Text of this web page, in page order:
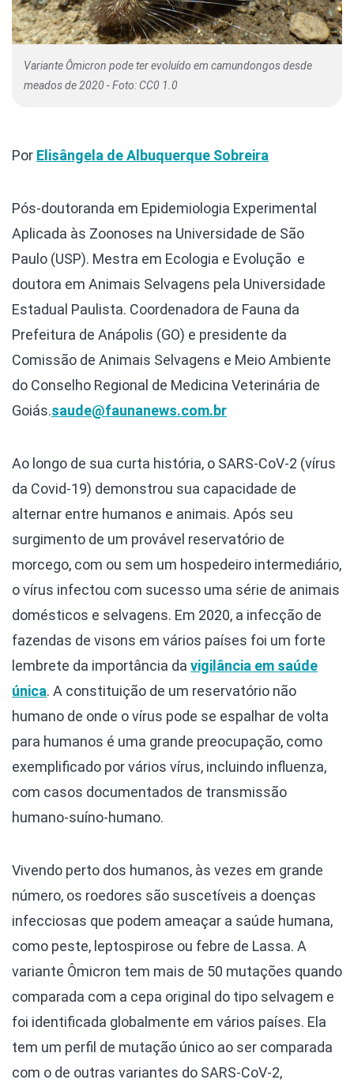
Variante Ômicron pode ter evoluído em camundongos desde
meados de 2020 - Foto: CC0 1.0
Por Elisângela de Albuquerque Sobreira
Pós-doutoranda em Epidemiologia Experimental
Aplicada às Zoonoses na Universidade de São
Paulo (USP). Mestra em Ecologia e Evolução e
doutora em Animais Selvagens pela Universidade
Estadual Paulista. Coordenadora de Fauna da
Prefeitura de Anápolis (GO) e presidente da
Comissão de Animais Selvagens e Meio Ambiente
do Conselho Regional de Medicina Veterinária de
Goiás.saude@faunanews.com.br
Ao longo de sua curta história, o SARS-CoV-2 (vírus
da Covid-19) demonstrou sua capacidade de
alternar entre humanos e animais. Após seu
surgimento de um provável reservatório de
morcego, com ou sem um hospedeiro intermediário,
o vírus infectou com sucesso uma série de animais
domésticos e selvagens. Em 2020, a infecção de
fazendas de visons em vários países foi um forte
lembrete da importância da vigilância em saúde
única. A constituição de um reservatório não
humano de onde o vírus pode se espalhar de volta
para humanos é uma grande preocupação, como
exemplificado por vários vírus, incluindo influenza,
com casos documentados de transmissão
humano-suíno-humano.
Vivendo perto dos humanos, às vezes em grande
número, os roedores são suscetíveis a doenças
infecciosas que podem ameaçar a saúde humana,
como peste, leptospirose ou febre de Lassa. A
variante Ômicron tem mais de 50 mutações quando
comparada com a cepa original do tipo selvagem e
foi identificada globalmente em vários países. Ela
tem um perfil de mutação único ao ser comparada
com o de outras variantes do SARS-CoV-2,